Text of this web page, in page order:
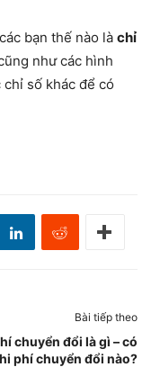
bạn thế nào là chỉ
như các hình
số khác để có
Bài tiếp theo
chuyển đổi là gì – có
phí chuyển đổi nào?